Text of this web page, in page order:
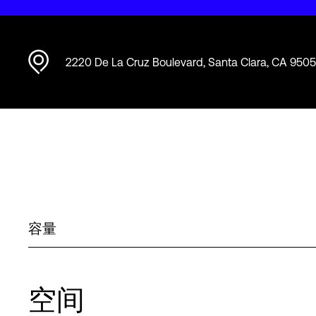
2220 De La Cruz Boulevard, Santa Clara, CA
容量
空间